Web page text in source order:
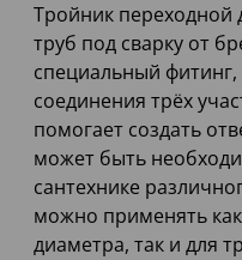
Тройник
труб под сварку от
специальный
соединения трёх
помогает создать
может быть
сантехнике
можно применять
диаметра, так и для